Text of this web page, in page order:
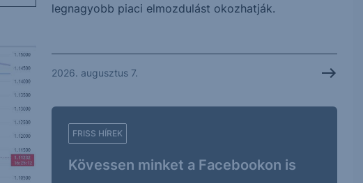
legnagyobb piaci elmozdulást okozhatják.
2026. augusztus 7.
FRISS HÍREK
Kövessen minket a Facebookon is